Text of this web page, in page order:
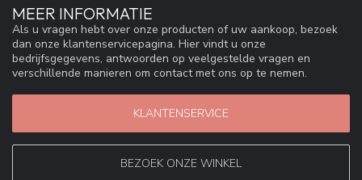
MEER INFORMATIE
Als u vragen hebt over onze producten of uw aankoop, bezoek
dan onze klantenservicepagina. Hier vindt u onze
bedrijfsgegevens, antwoorden op veelgestelde vragen en
verschillende manieren om contact met ons op te nemen.
KLANTENSERVICE
BEZOEK ONZE WINKEL